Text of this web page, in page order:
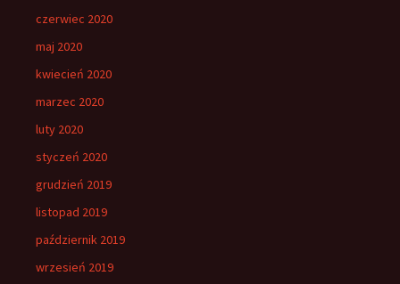
czerwiec 2020
maj 2020
kwiecień 2020
marzec 2020
luty 2020
styczeń 2020
grudzień 2019
listopad 2019
październik 2019
wrzesień 2019